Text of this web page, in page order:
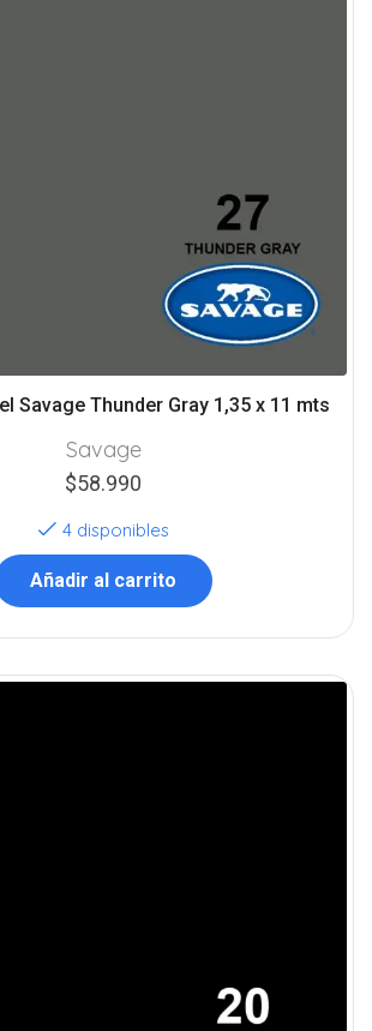
Savage Thunder Gray 1,35 x 11 mts
Savage
$58.990
4 disponibles
Añadir al carrito